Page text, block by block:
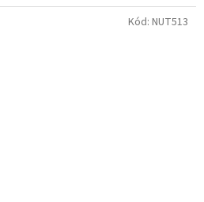
Kód: NUT513